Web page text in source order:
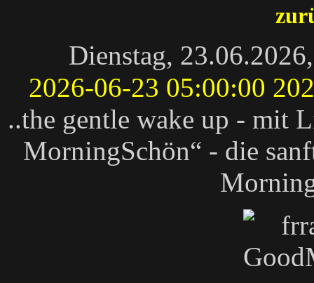
Dienstag,
2026-06-23 05:00:00
..the gentle wake up - mit
MorningSchön“ - die